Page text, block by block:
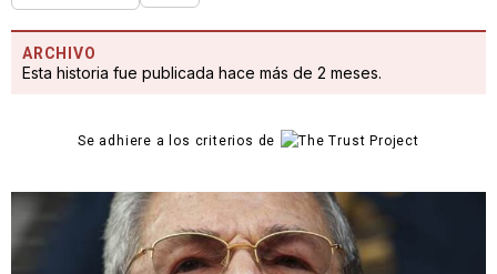
ARCHIVO
Esta historia fue publicada hace más de 2 meses.
Se adhiere a los criterios de